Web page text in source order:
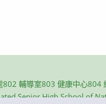
輔導室803 健康中心804
Senior High School of